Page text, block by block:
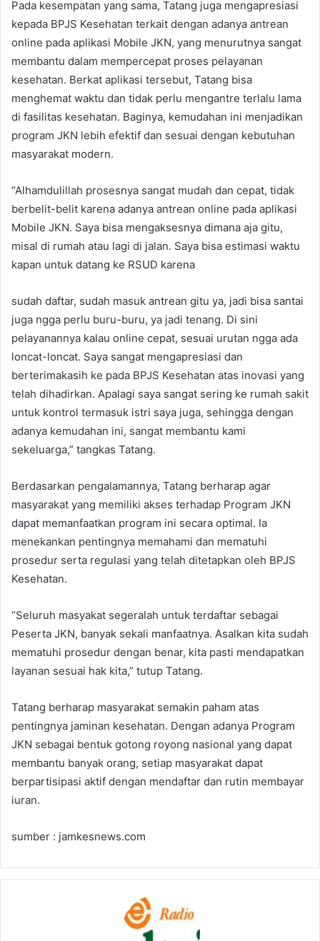
Pada kesempatan yang sama, Tatang juga mengapresiasi
kepada BPJS Kesehatan terkait dengan adanya antrean
online pada aplikasi Mobile JKN, yang menurutnya sangat
membantu dalam mempercepat proses pelayanan
kesehatan. Berkat aplikasi tersebut, Tatang bisa
menghemat waktu dan tidak perlu mengantre terlalu lama
di fasilitas kesehatan. Baginya, kemudahan ini menjadikan
program JKN lebih efektif dan sesuai dengan kebutuhan
masyarakat modern.
“Alhamdulillah prosesnya sangat mudah dan cepat, tidak
berbelit-belit karena adanya antrean online pada aplikasi
Mobile JKN. Saya bisa mengaksesnya dimana aja gitu,
misal di rumah atau lagi di jalan. Saya bisa estimasi waktu
kapan untuk datang ke RSUD karena
sudah daftar, sudah masuk antrean gitu ya, jadi bisa santai
juga ngga perlu buru-buru, ya jadi tenang. Di sini
pelayanannya kalau online cepat, sesuai urutan ngga ada
loncat-loncat. Saya sangat mengapresiasi dan
berterimakasih ke pada BPJS Kesehatan atas inovasi yang
telah dihadirkan. Apalagi saya sangat sering ke rumah sakit
untuk kontrol termasuk istri saya juga, sehingga dengan
adanya kemudahan ini, sangat membantu kami
sekeluarga,” tangkas Tatang.
Berdasarkan pengalamannya, Tatang berharap agar
masyarakat yang memiliki akses terhadap Program JKN
dapat memanfaatkan program ini secara optimal. Ia
menekankan pentingnya memahami dan mematuhi
prosedur serta regulasi yang telah ditetapkan oleh BPJS
Kesehatan.
“Seluruh masyakat segeralah untuk terdaftar sebagai
Peserta JKN, banyak sekali manfaatnya. Asalkan kita sudah
mematuhi prosedur dengan benar, kita pasti mendapatkan
layanan sesuai hak kita,” tutup Tatang.
Tatang berharap masyarakat semakin paham atas
pentingnya jaminan kesehatan. Dengan adanya Program
JKN sebagai bentuk gotong royong nasional yang dapat
membantu banyak orang, setiap masyarakat dapat
berpartisipasi aktif dengan mendaftar dan rutin membayar
iuran.
sumber : jamkesnews.com